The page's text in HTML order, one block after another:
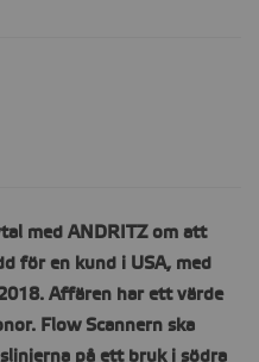
med ANDRITZ om att
för en kund i USA, med
Affären har ett värde
Flow Scannern ska
på ett bruk i södra